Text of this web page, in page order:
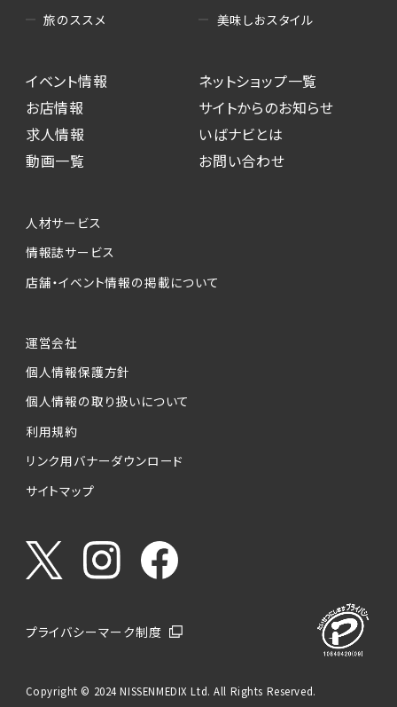
旅のススメ
美味しおスタイル
イベント情報
お店情報
求人情報
動画一覧
ネットショップ一覧
サイトからのお知らせ
いばナビとは
お問い合わせ
人材サービス
情報誌サービス
店舗・イベント情報の掲載について
運営会社
個人情報保護方針
個人情報の取り扱いについて
利用規約
リンク用バナーダウンロード
サイトマップ
プライバシーマーク制度
Copyright © 2024 NISSENMEDIX Ltd. All Rights Reserved.